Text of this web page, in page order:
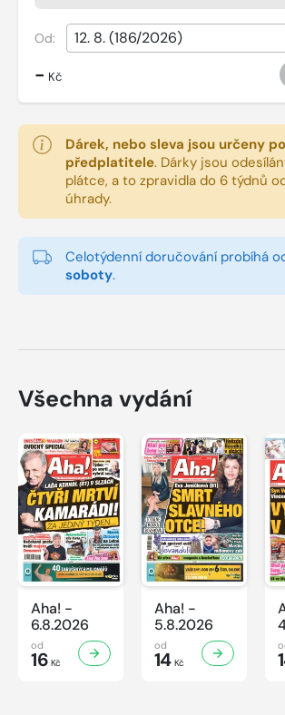
Od:
- Kč
Dárek, nebo sleva jsou určeny
předplatitele. Dárky jsou
plátce, a to zpravidla do 6 týdnů
úhrady.
Celotýdenní doručování probíhá
soboty.
Všechna vydání
Aha! -
6.8.2026
od
16 Kč
Aha! -
5.8.2026
od
14Kč